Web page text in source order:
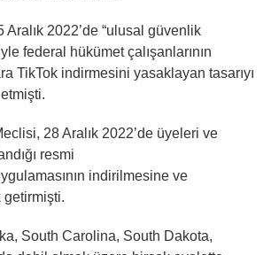
2022’de “ulusal güvenlik
federal hükümet çalışanlarının
TikTok indirmesini yasaklayan tasarıyı
28 Aralık 2022’de üyeleri ve
resmi
indirilmesine ve
getirmişti.
South Carolina, South Dakota,